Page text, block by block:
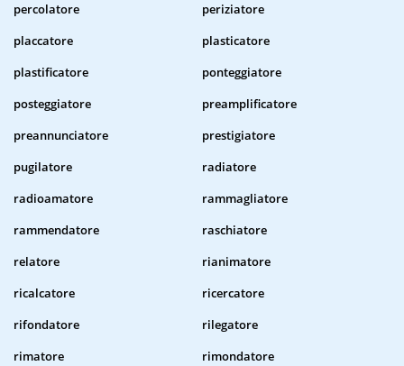
percolatore
periziatore
placcatore
plasticatore
plastificatore
ponteggiatore
posteggiatore
preamplificatore
preannunciatore
prestigiatore
pugilatore
radiatore
radioamatore
rammagliatore
rammendatore
raschiatore
relatore
rianimatore
ricalcatore
ricercatore
rifondatore
rilegatore
rimatore
rimondatore